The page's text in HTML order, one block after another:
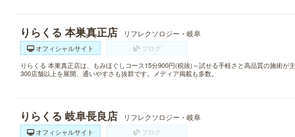
りらくる 本巣真正店 リフレクソロジー・岐阜
オフィシャルサイト
ブログ
りらくる 本巣真正店は、もみほぐしコース15分900円(税抜)～試せる手軽さと高品質の施術が
300店舗以上を展開、通いやすさも抜群です。メディア掲載も多数。
りらくる 岐阜長良店 リフレクソロジー・岐阜
オフィシャルサイト
ブログ